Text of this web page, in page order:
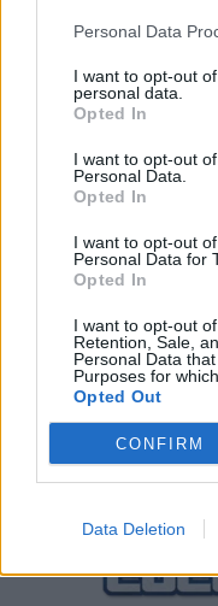
Personal Data
I want to opt-out
personal data.
Opted In
I want to opt-out
Personal Data.
Opted In
I want to opt-out
Personal Data for
Opted In
I want to opt-out
Retention, Sale,
Personal Data
Purposes for
Opted Out
CONFIRM
Data Deletion
analyysi
Suomi-
näin